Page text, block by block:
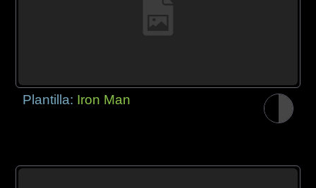
Plantilla: Iron Man